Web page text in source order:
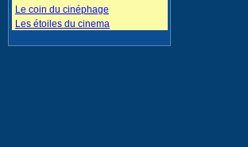
Le coin du cinéphage
Les étoiles du cinema